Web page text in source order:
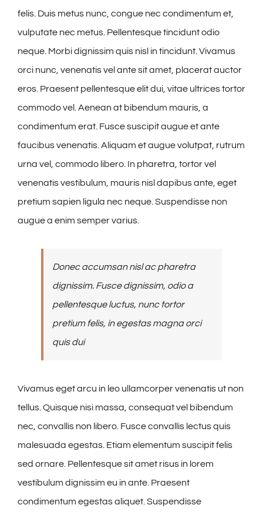
felis. Duis metus nunc, congue nec condimentum et,
vulputate nec metus. Pellentesque tincidunt odio
neque. Morbi dignissim quis nisl in tincidunt. Vivamus
orci nunc, venenatis vel ante sit amet, placerat auctor
eros. Praesent pellentesque elit dui, vitae ultrices tortor
commodo vel. Aenean at bibendum mauris, a
condimentum erat. Fusce suscipit augue et ante
faucibus venenatis. Aliquam et augue volutpat, rutrum
urna vel, commodo libero. In pharetra, tortor vel
venenatis vestibulum, mauris nisl dapibus ante, eget
pretium sapien ligula nec neque. Suspendisse non
augue a enim semper varius.
Donec accumsan nisl ac pharetra
dignissim. Fusce dignissim, odio a
pellentesque luctus, nunc tortor
pretium felis, in egestas magna orci
quis dui
Vivamus eget arcu in leo ullamcorper venenatis ut non
tellus. Quisque nisi massa, consequat vel bibendum
nec, convallis non libero. Fusce convallis lectus quis
malesuada egestas. Etiam elementum suscipit felis
sed ornare. Pellentesque sit amet risus in lorem
vestibulum dignissim eu in ante. Praesent
condimentum egestas aliquet. Suspendisse